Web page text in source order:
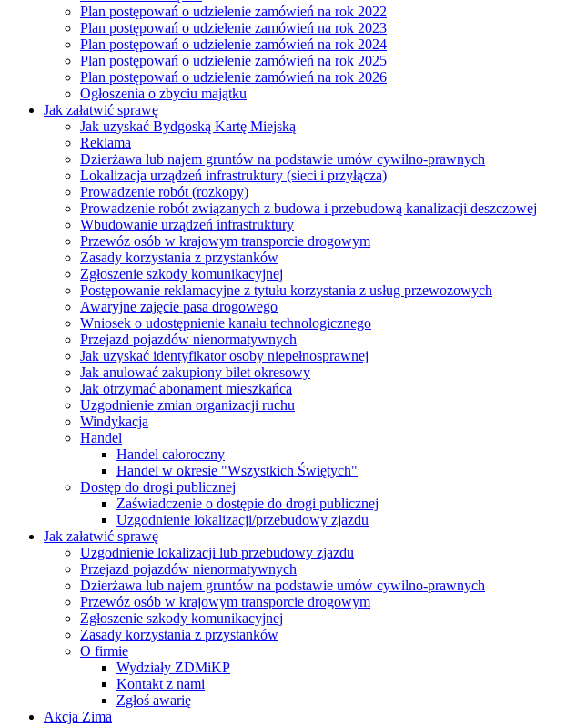
Plan postępowań o udzielenie zamówień na rok 2022
Plan postępowań o udzielenie zamówień na rok 2023
Plan postępowań o udzielenie zamówień na rok 2024
Plan postępowań o udzielenie zamówień na rok 2025
Plan postępowań o udzielenie zamówień na rok 2026
Ogłoszenia o zbyciu majątku
Jak załatwić sprawę
Jak uzyskać Bydgoską Kartę Miejską
Reklama
Dzierżawa lub najem gruntów na podstawie umów cywilno-prawnych
Lokalizacja urządzeń infrastruktury (sieci i przyłącza)
Prowadzenie robót (rozkopy)
Prowadzenie robót związanych z budowa i przebudową kanalizacji deszczowej
Wbudowanie urządzeń infrastruktury
Przewóz osób w krajowym transporcie drogowym
Zasady korzystania z przystanków
Zgłoszenie szkody komunikacyjnej
Postępowanie reklamacyjne z tytułu korzystania z usług przewozowych
Awaryjne zajęcie pasa drogowego
Wniosek o udostępnienie kanału technologicznego
Przejazd pojazdów nienormatywnych
Jak uzyskać identyfikator osoby niepełnosprawnej
Jak anulować zakupiony bilet okresowy
Jak otrzymać abonament mieszkańca
Uzgodnienie zmian organizacji ruchu
Windykacja
Handel
Handel całoroczny
Handel w okresie "Wszystkich Świętych"
Dostęp do drogi publicznej
Zaświadczenie o dostępie do drogi publicznej
Uzgodnienie lokalizacji/przebudowy zjazdu
Jak załatwić sprawę
Uzgodnienie lokalizacji lub przebudowy zjazdu
Przejazd pojazdów nienormatywnych
Dzierżawa lub najem gruntów na podstawie umów cywilno-prawnych
Przewóz osób w krajowym transporcie drogowym
Zgłoszenie szkody komunikacyjnej
Zasady korzystania z przystanków
O firmie
Wydziały ZDMiKP
Kontakt z nami
Zgłoś awarię
Akcja Zima